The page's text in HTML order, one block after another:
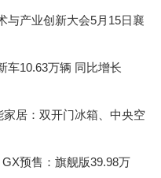
与产业创新大会5月15日襄
车10.63万辆 同比增长
居：双开门冰箱、中央空
预售：旗舰版39.98万